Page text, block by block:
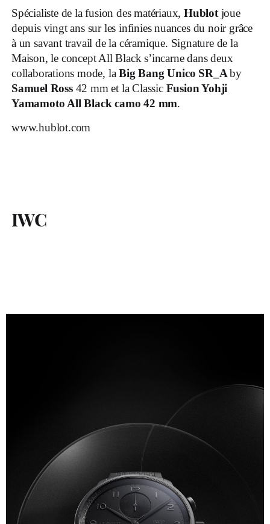
Spécialiste de la fusion des matériaux, Hublotjoue
depuis vingt ans sur les infinies nuances du noir grâce
à un savant travail de la céramique. Signature de la
Maison, le concept All Black s’incarne dans deux
collaborations mode, laBig Bang Unico SR_Aby
Samuel Ross42 mm et la Classic Fusion Yohji
Yamamoto All Black camo 42 mm.
www.hublot.com
IWC